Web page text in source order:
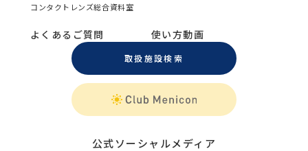
コンタクトレンズ総合資料室
よくあるご質問 使い方動画
取扱施設検索
公式ソーシャルメディア